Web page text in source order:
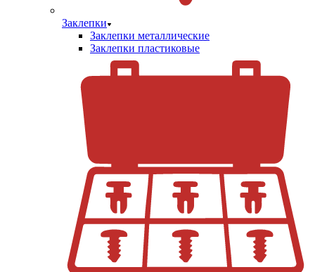
Заклепки
Заклепки металлические
Заклепки пластиковые